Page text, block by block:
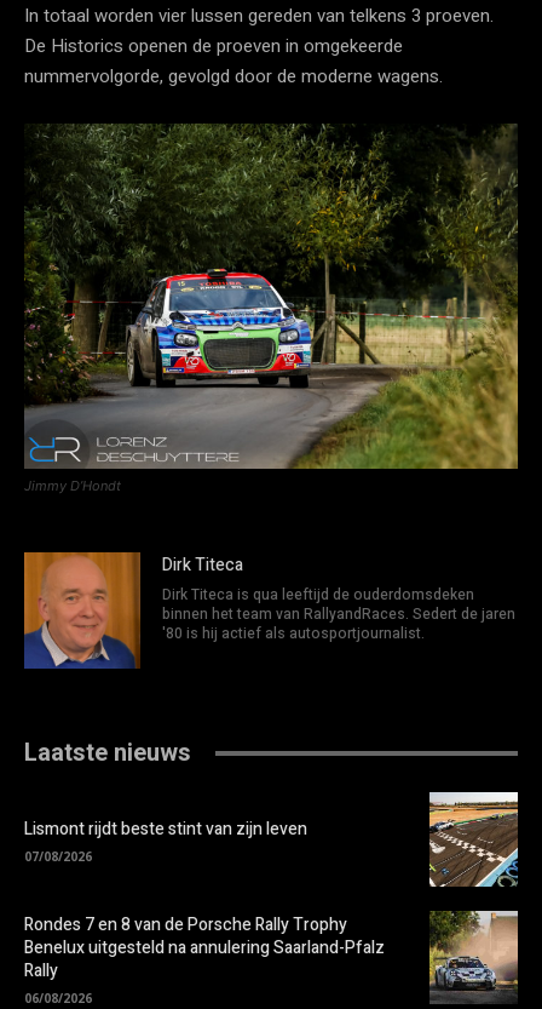
In totaal worden vier lussen gereden van telkens 3 proeven.
De Historics openen de proeven in omgekeerde
nummervolgorde, gevolgd door de moderne wagens.
Jimmy D’Hondt
Dirk Titeca
Dirk Titeca is qua leeftijd de ouderdomsdeken
binnen het team van RallyandRaces. Sedert de jaren
'80 is hij actief als autosportjournalist.
Laatste nieuws
Lismont rijdt beste stint van zijn leven
07/08/2026
Rondes 7 en 8 van de Porsche Rally Trophy
Benelux uitgesteld na annulering Saarland-Pfalz
Rally
06/08/2026